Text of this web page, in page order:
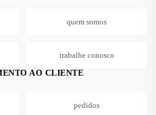
quem somos
trabalhe conosco
AO CLIENTE
pedidos